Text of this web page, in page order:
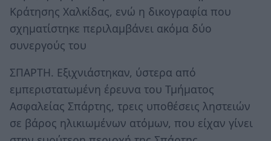
Κράτησης Χαλκίδας, ενώ η δικογραφία που
σχηματίστηκε περιλαμβάνει ακόμα δύο
συνεργούς του
ΣΠΑΡΤΗ. Εξιχνιάστηκαν, ύστερα από
εμπεριστατωμένη έρευνα του Τμήματος
Ασφαλείας Σπάρτης, τρεις υποθέσεις ληστειών
σε βάρος ηλικιωμένων ατόμων, που είχαν γίνει